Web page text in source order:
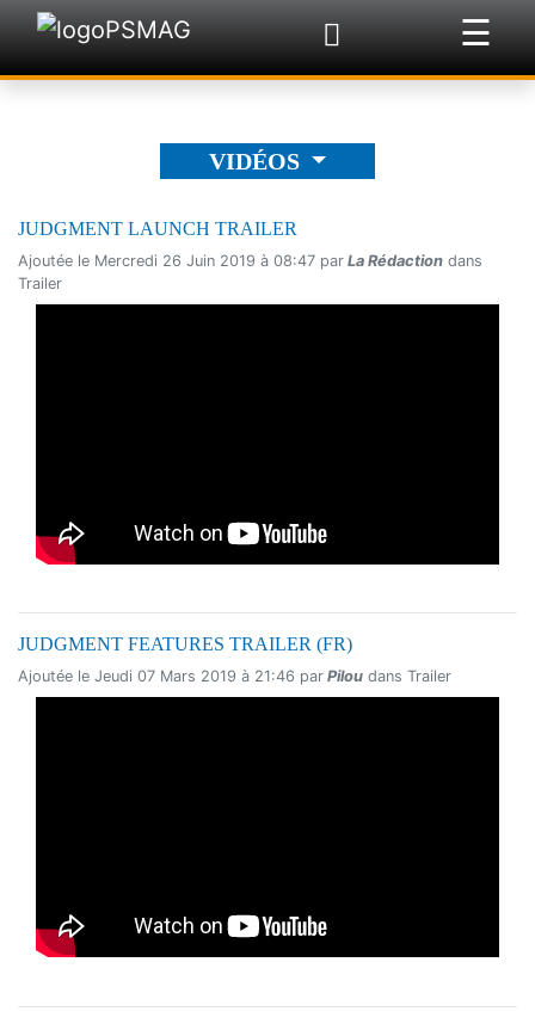
☰
×
VIDÉOS
JUDGMENT LAUNCH TRAILER
Ajoutée le Mercredi 26 Juin 2019 à 08:47 par La Rédaction dans
Trailer
JUDGMENT FEATURES TRAILER (FR)
Ajoutée le Jeudi 07 Mars 2019 à 21:46 par Pilou dans Trailer